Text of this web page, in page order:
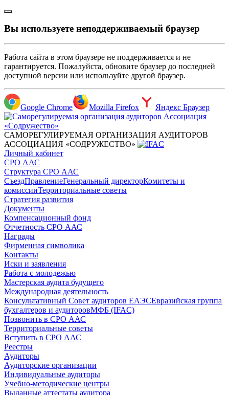
Вы используете неподдерживаемый браузер
Работа сайта в этом браузере не поддерживается и не
гарантируется. Пожалуйста, обновите браузер до последней
доступной версии или используйте другой браузер.
Google Chrome Mozilla Firefox Яндекс Браузер
САМОРЕГУЛИРУЕМАЯ ОРГАНИЗАЦИЯ АУДИТОРОВ
АССОЦИАЦИЯ «СОДРУЖЕСТВО»
Личный кабинет
СРО ААС
Структура СРО ААС
СъездПравлениеГенеральный директорКомитеты и
комиссииТерриториальные советы
Стратегия развития
Документы
Компенсационный фонд
Отчетность СРО ААС
Награды
Фирменная символика
Контакты
Иски и заявления
Работа с молодежью
Мастерская аудита будущего
Международная деятельность
Консультативный Совет аудиторов ЕАЭСЕвразийская группа
бухгалтеров и аудиторовМФБ (IFAC)
Позвонить в СРО ААС
Территориальные советы
Вступить в СРО ААС
Реестры
Аудиторы
Аудиторские организации
Индивидуальные аудиторы
Учебно-методические центры
Выданные аттестаты аудитора